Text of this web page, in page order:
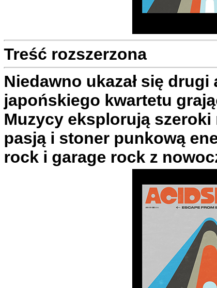
Treść rozszerzona
Niedawno ukazał się
japońskiego kwartetu
Muzycy eksplorują
pasją i stoner punkową
rock i garage rock z